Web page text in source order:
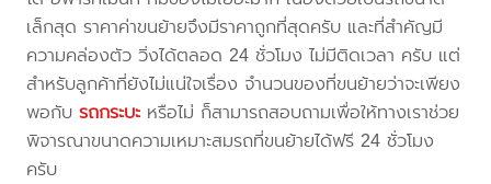
เล็กสุด ราคาค่าขนย้ายจึงมีราคาถูกที่สุดครับ และที่สำคัญมี
ความคล่องตัว วิ่งได้ตลอด 24 ชั่วโมง ไม่มีติดเวลา ครับ แต่
สำหรับลูกค้าที่ยังไม่แน่ใจเรื่อง จำนวนของที่ขนย้ายว่าจะเพียง
พอกับรถกระบะ หรือไม่ ก็สามารถสอบถามเพื่อให้ทางเราช่วย
พิจารณาขนาดความเหมาะสมรถที่ขนย้ายได้ฟรี 24 ชั่วโมง
ครับ